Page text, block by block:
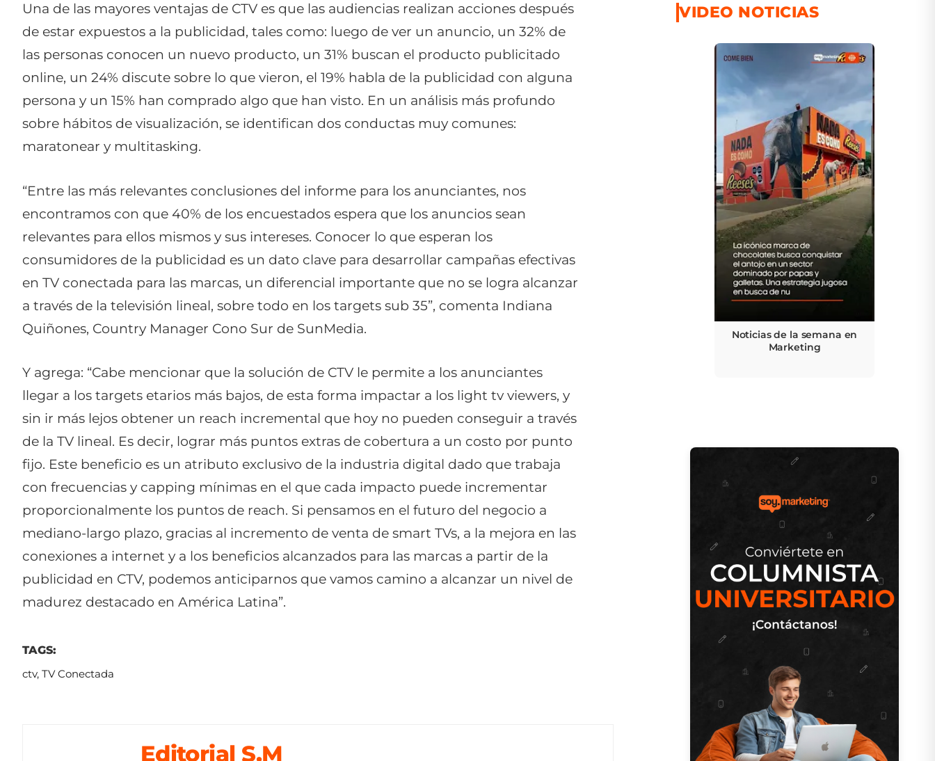
Una de las mayores ventajas de CTV es que las audiencias realizan acciones después
de estar expuestos a la publicidad, tales como: luego de ver un anuncio, un 32% de
las personas conocen un nuevo producto, un 31% buscan el producto publicitado
online, un 24% discute sobre lo que vieron, el 19% habla de la publicidad con alguna
persona y un 15% han comprado algo que han visto. En un análisis más profundo
sobre hábitos de visualización, se identifican dos conductas muy comunes:
maratonear y multitasking.
“Entre las más relevantes conclusiones del informe para los anunciantes, nos
encontramos con que 40% de los encuestados espera que los anuncios sean
relevantes para ellos mismos y sus intereses. Conocer lo que esperan los
consumidores de la publicidad es un dato clave para desarrollar campañas efectivas
en TV conectada para las marcas, un diferencial importante que no se logra alcanzar
a través de la televisión lineal, sobre todo en los targets sub 35”, comenta Indiana
Quiñones, Country Manager Cono Sur de SunMedia.
Y agrega: “Cabe mencionar que la solución de CTV le permite a los anunciantes
llegar a los targets etarios más bajos, de esta forma impactar a los light tv viewers, y
sin ir más lejos obtener un reach incremental que hoy no pueden conseguir a través
de la TV lineal. Es decir, lograr más puntos extras de cobertura a un costo por punto
fijo. Este beneficio es un atributo exclusivo de la industria digital dado que trabaja
con frecuencias y capping mínimas en el que cada impacto puede incrementar
proporcionalmente los puntos de reach. Si pensamos en el futuro del negocio a
mediano-largo plazo, gracias al incremento de venta de smart TVs, a la mejora en las
conexiones a internet y a los beneficios alcanzados para las marcas a partir de la
publicidad en CTV, podemos anticiparnos que vamos camino a alcanzar un nivel de
madurez destacado en América Latina”.
TAGS:
ctv, TV Conectada
Editorial S.M
VIDEO NOTICIAS
Noticias de la semana en
Marketing